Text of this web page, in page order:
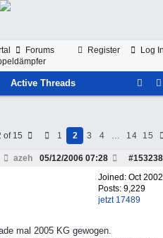
Register Log
Forums
Active Threads
of 15 1 2 3 4 … 14 15
azeh #153238
05/12/2006 07:28
Joined: Oct 2002
Posts: 9,229
jetzt 17489
mal 2005 KG gewogen.